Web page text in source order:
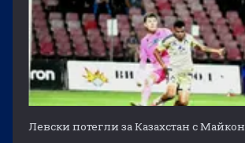
Левски потегли за Казахстан с Майкон